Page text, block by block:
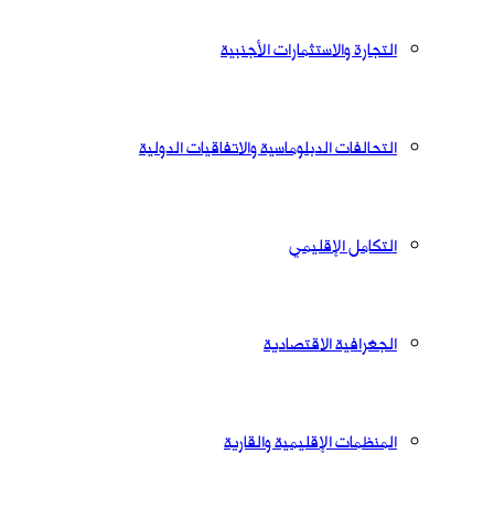
التجارة والاستثمارات الأجنبية
التحالفات الدبلوماسية والاتفاقيات الدولية
التكامل الإقليمي
الجغرافية الاقتصادية
المنظمات الإقليمية والقارية